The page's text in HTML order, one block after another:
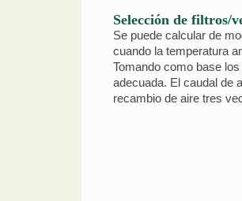
Selección de filtros/
Se puede calcular de
cuando la temperatura
Tomando como base
adecuada. El caudal de
recambio de aire tres